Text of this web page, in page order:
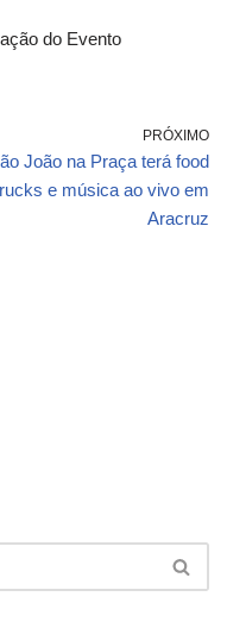
do Evento
PRÓXIMO
João na Praça terá food
e música ao vivo em
Aracruz